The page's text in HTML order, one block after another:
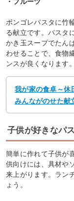
ボンゴレパスタに竹
る献立です。パスタ
かき玉スープでたん
わせることで、食物
ンスが良くなります。
我が家の食卓～
みんながのせた献
子供が好きなパ
簡単に作れて子供が
供向けには、具材や
来上がります。ラン
ょう。